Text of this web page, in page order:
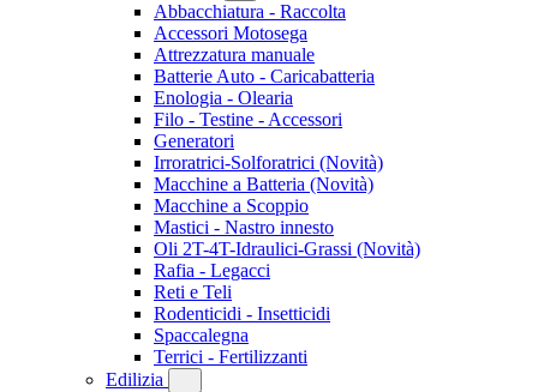
Abbacchiatura - Raccolta
Accessori Motosega
Attrezzatura manuale
Batterie Auto - Caricabatteria
Enologia - Olearia
Filo - Testine - Accessori
Generatori
Irroratrici-Solforatrici (Novità)
Macchine a Batteria (Novità)
Macchine a Scoppio
Mastici - Nastro innesto
Oli 2T-4T-Idraulici-Grassi (Novità)
Rafia - Legacci
Reti e Teli
Rodenticidi - Insetticidi
Spaccalegna
Terrici - Fertilizzanti
Edilizia